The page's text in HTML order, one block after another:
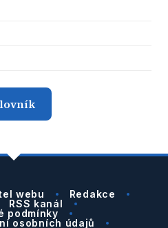
webu
Redakce
RSS kanál
podmínky
osobních údajů